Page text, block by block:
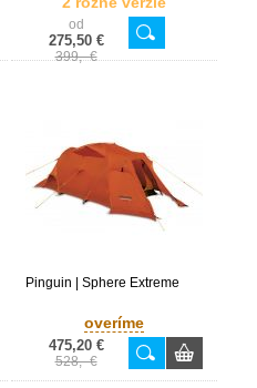
od
275,50 €
399,- €
Pinguin | Sphere Extreme
overíme
475,20 €
528,- €